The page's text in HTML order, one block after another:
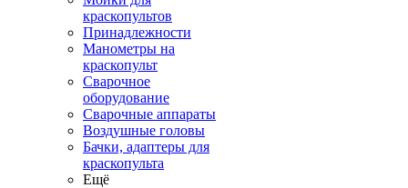
краскопультов
Принадлежности
Манометры на
краскопульт
Сварочное
оборудование
Сварочные аппараты
Воздушные головы
Бачки, адаптеры для
краскопульта
Ещё